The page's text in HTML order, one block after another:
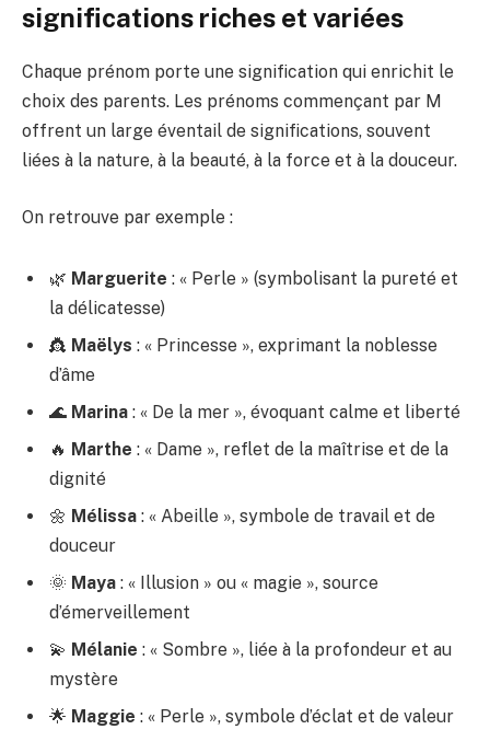
significations riches et variées
Chaque prénom porte une signification qui enrichit le
choix des parents. Les prénoms commençant par M
offrent un large éventail de significations, souvent
liées à la nature, à la beauté, à la force et à la douceur.
On retrouve par exemple :
🌿 Marguerite : « Perle » (symbolisant la pureté et
la délicatesse)
👸 Maëlys : « Princesse », exprimant la noblesse
d’âme
🌊 Marina : « De la mer », évoquant calme et liberté
🔥 Marthe : « Dame », reflet de la maîtrise et de la
dignité
🌼 Mélissa : « Abeille », symbole de travail et de
douceur
🌞 Maya : « Illusion » ou « magie », source
d’émerveillement
💫 Mélanie : « Sombre », liée à la profondeur et au
mystère
🌟 Maggie : « Perle », symbole d’éclat et de valeur